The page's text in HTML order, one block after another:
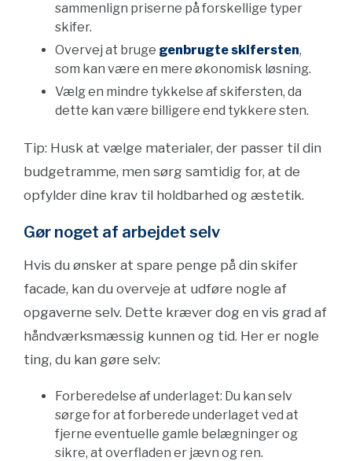
sammenlign priserne på forskellige typer
skifer.
Overvej at bruge genbrugte skifersten,
som kan være en mere økonomisk løsning.
Vælg en mindre tykkelse af skifersten, da
dette kan være billigere end tykkere sten.
Tip: Husk at vælge materialer, der passer til din
budgetramme, men sørg samtidig for, at de
opfylder dine krav til holdbarhed og æstetik.
Gør noget af arbejdet selv
Hvis du ønsker at spare penge på din skifer
facade, kan du overveje at udføre nogle af
opgaverne selv. Dette kræver dog en vis grad af
håndværksmæssig kunnen og tid. Her er nogle
ting, du kan gøre selv:
Forberedelse af underlaget: Du kan selv
sørge for at forberede underlaget ved at
fjerne eventuelle gamle belægninger og
sikre, at overfladen er jævn og ren.